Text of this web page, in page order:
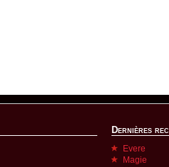
Dernières
Evere
Magie